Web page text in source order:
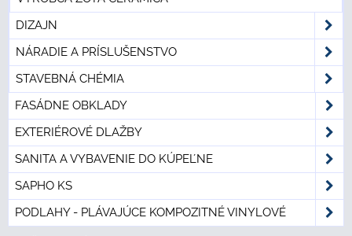
DIZAJN
NÁRADIE A PRÍSLUŠENSTVO
STAVEBNÁ CHÉMIA
FASÁDNE OBKLADY
EXTERIÉROVÉ DLAŽBY
SANITA A VYBAVENIE DO KÚPEĽNE
SAPHO KS
PODLAHY - PLÁVAJÚCE KOMPOZITNÉ VINYLOVÉ